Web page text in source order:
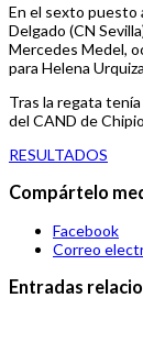
En el sexto puesto
Delgado (CN
Mercedes Medel,
para Helena
Tras la regata
del CAND de
RESULTADOS
Compártelo
Facebook
Correo
Entradas